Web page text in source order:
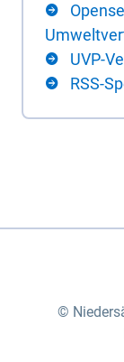
UVP-
RSS-